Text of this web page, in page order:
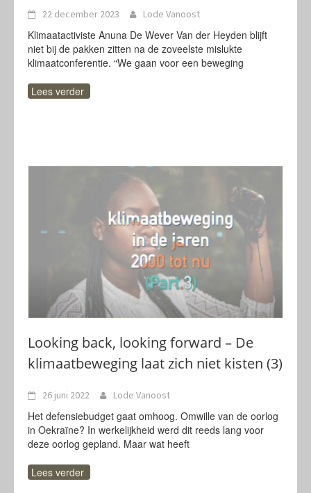
22 december 2023 Lode Vanoost
Klimaatactiviste Anuna De Wever Van der Heyden blijft
niet bij de pakken zitten na de zoveelste mislukte
klimaatconferentie. “We gaan voor een beweging
Lees verder
Looking back, looking forward – De
klimaatbeweging laat zich niet kisten (3)
26 juni 2022 Lode Vanoost
Het defensiebudget gaat omhoog. Omwille van de oorlog
in Oekraïne? In werkelijkheid werd dit reeds lang voor
deze oorlog gepland. Maar wat heeft
Lees verder